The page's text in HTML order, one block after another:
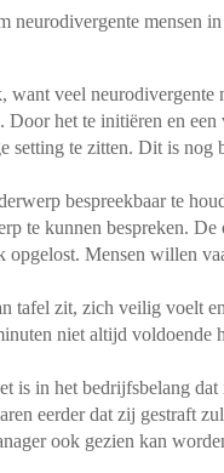
neurodivergente mensen
want veel neurodivergente
het te initiëren en
setting te zitten. Dit is nog
bespreekbaar te
te kunnen bespreken.
Mensen willen
tafel zit, zich veilig voelt
niet altijd voldoende
is in het bedrijfsbelang
eerder dat zij gestraft
ook gezien kan